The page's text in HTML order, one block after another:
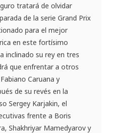
tratará de olvidar
de la serie Grand Prix
para el mejor
en este fortísimo
inclinado su rey en tres
que enfrentar a otros
Caruana y
de su revés en la
Sergey Karjakin, el
frente a Boris
Shakhriyar Mamedyarov y